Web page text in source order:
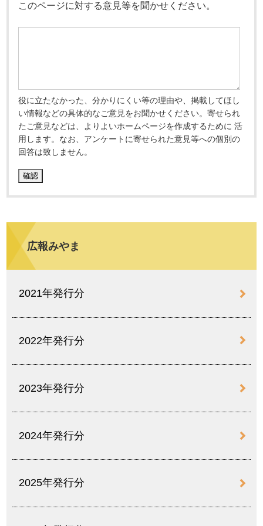
このページに対する意見等を聞かせください。
役に立たなかった、分かりにくい等の理由や、掲載してほし
い情報などの具体的なご意見をお聞かせください。寄せられ
たご意見などは、よりよいホームページを作成するために 活
用します。なお、アンケートに寄せられた意見等への個別の
回答は致しません。
広報みやま
2021年発行分
2022年発行分
2023年発行分
2024年発行分
2025年発行分